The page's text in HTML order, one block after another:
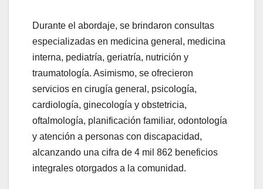
Durante el abordaje, se brindaron consultas
especializadas en medicina general, medicina
interna, pediatría, geriatría, nutrición y
traumatología. Asimismo, se ofrecieron
servicios en cirugía general, psicología,
cardiología, ginecología y obstetricia,
oftalmología, planificación familiar, odontología
y atención a personas con discapacidad,
alcanzando una cifra de 4 mil 862 beneficios
integrales otorgados a la comunidad.